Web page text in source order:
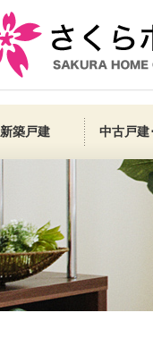
新築戸建 中古戸建